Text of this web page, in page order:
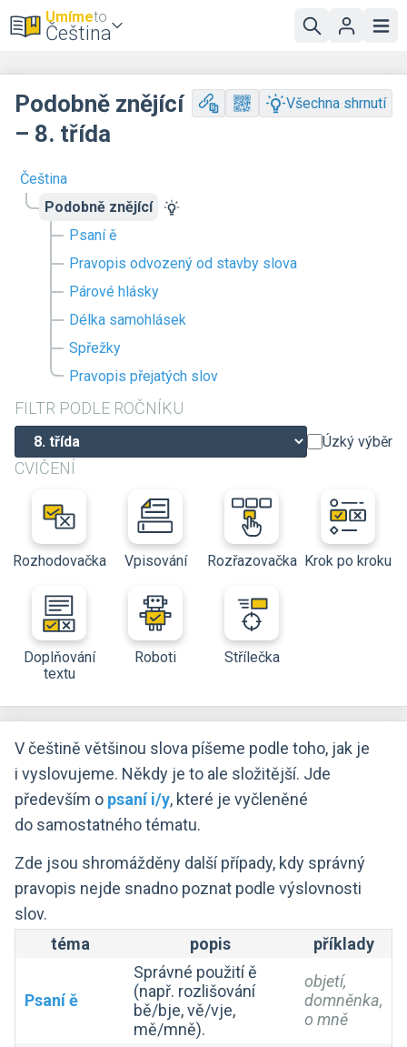
Umímeto
Čeština
Čeština
Podobně znějící
Psaní ě
Pravopis odvozený od stavby slova
Párové hlásky
Délka samohlásek
Spřežky
Pravopis přejatých slov
FILTR PODLE ROČNÍKU
Úzký výběr
CVIČENÍ
Rozhodovačka Vpisování Rozřazovačka Krok po kroku
Doplňování
textu
Roboti Střílečka
Podobně znějící
– 8. třída
Všechna shrnutí
V češtině většinou slova píšeme podle toho, jak je
i vyslovujeme. Někdy je to ale složitější. Jde
především o psaní i/y, které je vyčleněné
do samostatného tématu.
Zde jsou shromážděny další případy, kdy správný
pravopis nejde snadno poznat podle výslovnosti
slov.
téma
popis příklady
Psaní ě
Správné použití ě
(např. rozlišování
bě/bje, vě/vje,
mě/mně).
objetí,
domněnka,
o mně